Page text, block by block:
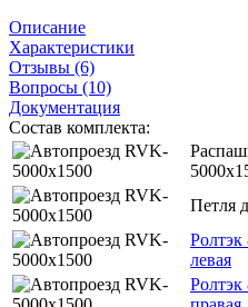
Описание
Характеристики
Отзывы (6)
Вопросы (10)
Документация
Состав комплекта:
Петля
Ролтэк
левая
Ролтэк